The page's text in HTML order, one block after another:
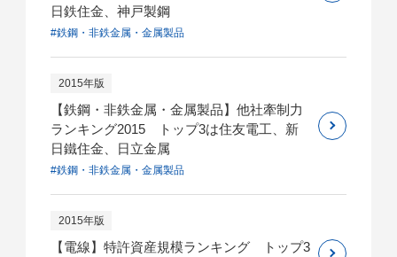
日鉄住金、神戸製鋼
#鉄鋼・非鉄金属・金属製品
2015年版
【鉄鋼・非鉄金属・金属製品】他社牽制力
ランキング2015 トップ3は住友電工、新
日鐵住金、日立金属
#鉄鋼・非鉄金属・金属製品
2015年版
【電線】特許資産規模ランキング トップ3